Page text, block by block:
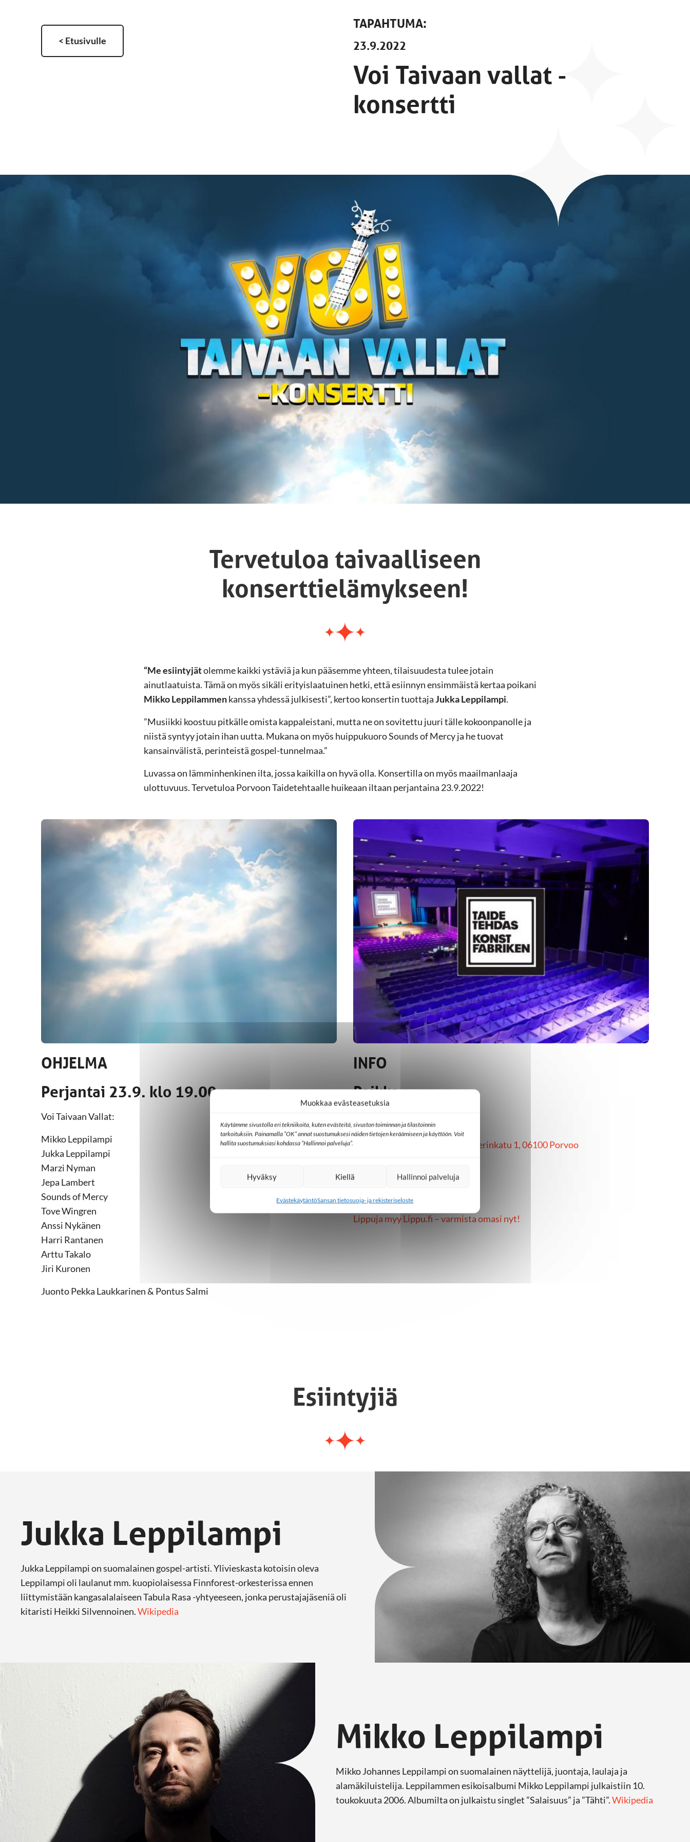
Muokkaa evästeasetuksia
Käytämme sivustolla eri tekniikoita, kuten evästeitä, sivuston toiminnan ja tilastoinnin
tarkoituksiin. Painamalla ”OK” annat suostumuksesi näiden tietojen keräämiseen ja käyttöön. Voit
hallita suostumuksiasi kohdassa ”Hallinnoi palveluja”.
Hyväksy Kiellä Hallinnoi palveluja
EvästekäytäntöSansan tietosuoja- ja rekisteriseloste
< Etusivulle
TAPAHTUMA:
23.9.2022
Voi Taivaan vallat -
konsertti
Tervetuloa taivaalliseen
konserttielämykseen!
“Me esiintyjätolemme kaikki ystäviä ja kun pääsemme yhteen, tilaisuudesta tulee jotain
ainutlaatuista. Tämä on myös sikäli erityislaatuinen hetki, että esiinnyn ensimmäistä kertaa poikani
Mikko Leppilammenkanssa yhdessä julkisesti”, kertoo konsertin tuottajaJukka Leppilampi.
”Musiikki koostuu pitkälle omista kappaleistani, mutta ne on sovitettu juuri tälle kokoonpanolle ja
niistä syntyy jotain ihan uutta. Mukana on myös huippukuoro Sounds of Mercy ja he tuovat
kansainvälistä, perinteistä gospel-tunnelmaa.”
Luvassa on lämminhenkinen ilta, jossa kaikilla on hyvä olla. Konsertilla on myös maailmanlaaja
ulottuvuus. Tervetuloa Porvoon Taidetehtaalle huikeaan iltaan perjantaina 23.9.2022!
OHJELMA
Perjantai 23.9. klo 19.00
Voi Taivaan Vallat:
Mikko Leppilampi
Jukka Leppilampi
Marzi Nyman
Jepa Lambert
Sounds of Mercy
Tove Wingren
Anssi Nykänen
Harri Rantanen
Arttu Takalo
Jiri Kuronen
Juonto Pekka Laukkarinen & Pontus Salmi
INFO
Paikka
Taidetehdas, Läntinen Aleksanterinkatu 1, 06100 Porvoo
Liput
Lippuja myy Lippu.fi – varmista omasi nyt!
Esiintyjiä
Jukka Leppilampi
Jukka Leppilampi on suomalainen gospel-artisti. Ylivieskasta kotoisin oleva
Leppilampi oli laulanut mm. kuopiolaisessa Finnforest-orkesterissa ennen
liittymistään kangasalalaiseen Tabula Rasa -yhtyeeseen, jonka perustajajäseniä oli
kitaristi Heikki Silvennoinen.Wikipedia
Mikko Leppilampi
Mikko Johannes Leppilampi on suomalainen näyttelijä, juontaja, laulaja ja
alamäkiluistelija. Leppilammen esikoisalbumi Mikko Leppilampi julkaistiin 10.
toukokuuta 2006. Albumilta on julkaistu singlet ”Salaisuus” ja ”Tähti”.Wikipedia